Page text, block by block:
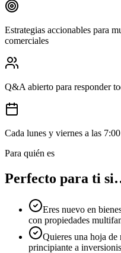
Estrategias accionables para
comerciales
Q&A abierto para responder
Cada lunes y viernes a las
Para quién es
Perfecto para ti
Eres nuevo en
con propiedades
Quieres una hoja de
principiante a